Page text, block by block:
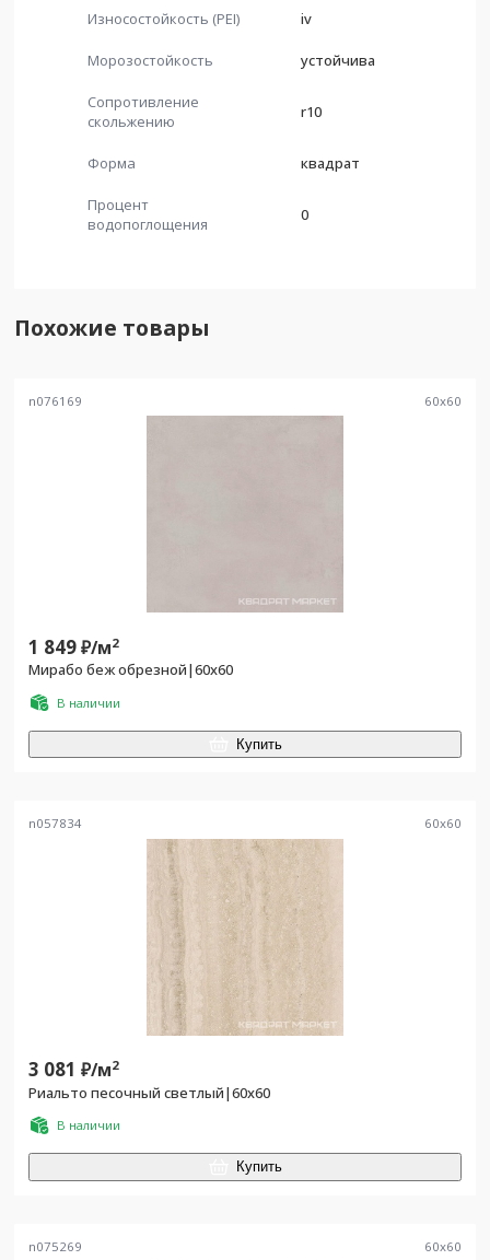
Износостойкость (PEI) iv
Морозостойкость устойчива
Сопротивление
скольжению
r10
Форма квадрат
Процент
водопоглощения
0
Похожие товары
n076169 60x60
1 849₽/м2
Мирабо беж обрезной|60х60
В наличии
Купить
n057834 60x60
3 081 ₽/м2
Риальто песочный светлый|60x60
В наличии
Купить
n075269 60x60